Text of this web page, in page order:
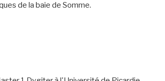
de la baie de Somme.